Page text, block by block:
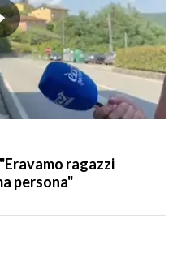
ragazzi
persona"